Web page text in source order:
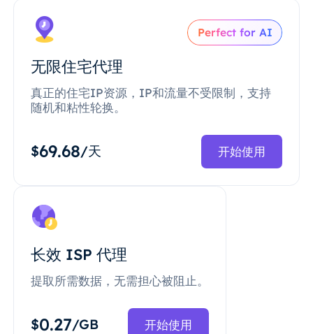
Perfect for AI
无限住宅代理
真正的住宅IP资源，IP和流量不受限制，支持
随机和粘性轮换。
$69.68/天 开始使用
长效 ISP 代理
提取所需数据，无需担心被阻止。
$0.27/GB 开始使用